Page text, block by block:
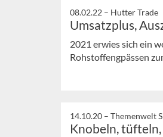
08.02.22 – Hutter Trade
Umsatzplus,
2021 erwies sich ein
Rohstoffengpässen
14.10.20 – Themenwelt
Knobeln,